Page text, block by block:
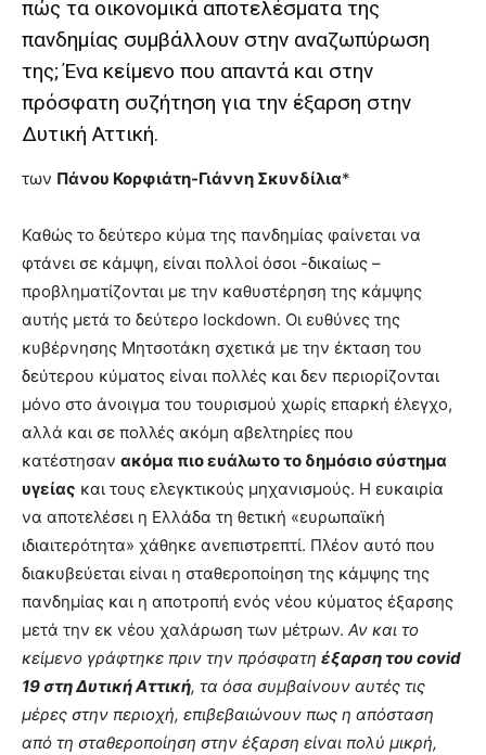
πώς τα οικονομικά αποτελέσματα της
πανδημίας συμβάλλουν στην αναζωπύρωση
της; Ένα κείμενο που απαντά και στην
πρόσφατη συζήτηση για την έξαρση στην
Δυτική Αττική.
των Πάνου Κορφιάτη-Γιάννη Σκυνδίλια*
Καθώς το δεύτερο κύμα της πανδημίας φαίνεται να
φτάνει σε κάμψη, είναι πολλοί όσοι -δικαίως –
προβληματίζονται με την καθυστέρηση της κάμψης
αυτής μετά το δεύτερο lockdown. Οι ευθύνες της
κυβέρνησης Μητσοτάκη σχετικά με την έκταση του
δεύτερου κύματος είναι πολλές και δεν περιορίζονται
μόνο στο άνοιγμα του τουρισμού χωρίς επαρκή έλεγχο,
αλλά και σε πολλές ακόμη αβελτηρίες που
κατέστησαν ακόμα πιο ευάλωτο το δημόσιο σύστημα
υγείας και τους ελεγκτικούς μηχανισμούς. Η ευκαιρία
να αποτελέσει η Ελλάδα τη θετική «ευρωπαϊκή
ιδιαιτερότητα» χάθηκε ανεπιστρεπτί. Πλέον αυτό που
διακυβεύεται είναι η σταθεροποίηση της κάμψης της
πανδημίας και η αποτροπή ενός νέου κύματος έξαρσης
μετά την εκ νέου χαλάρωση των μέτρων. Αν και το
κείμενο γράφτηκε πριν την πρόσφατη έξαρση του covid
19 στη Δυτική Αττική, τα όσα συμβαίνουν αυτές τις
μέρες στην περιοχή, επιβεβαιώνουν πως η απόσταση
από τη σταθεροποίηση στην έξαρση είναι πολύ μικρή,